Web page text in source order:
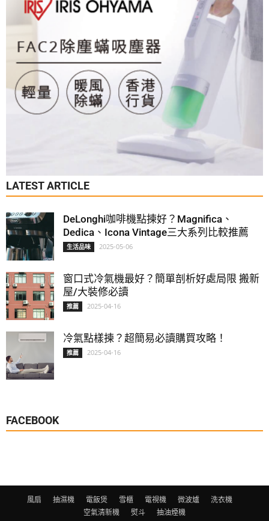
LATEST ARTICLE
DeLonghi咖啡機點揀好？Magnifica、
Dedica、Icona Vintage三大系列比較推薦
生活品味 2025-05-06
窗口式冷氣機最好？簡單剖析好處局限 搬新
屋/大裝修必讀
推薦 2025-04-16
冷氣點樣揀？超簡易必讀購買攻略！
推薦 2025-04-16
FACEBOOK
風扇 抽濕機 電飯煲 雪櫃 電視機 微波爐
洗衣機
空氣清新機
熨斗 抽油煙機